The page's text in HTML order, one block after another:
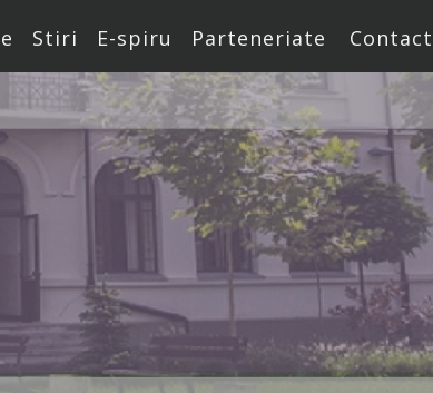
Stiri E-spiru Parteneriate Contact